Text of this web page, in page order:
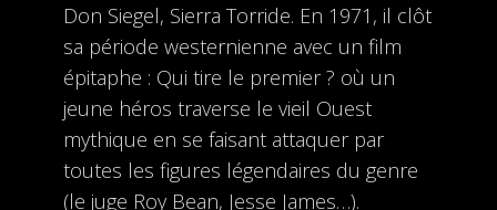
Don Siegel, Sierra Torride. En 1971, il clôt
sa période westernienne avec un film
épitaphe : Qui tire le premier ? où un
jeune héros traverse le vieil Ouest
mythique en se faisant attaquer par
toutes les figures légendaires du genre
(le juge Roy Bean, Jesse James…).